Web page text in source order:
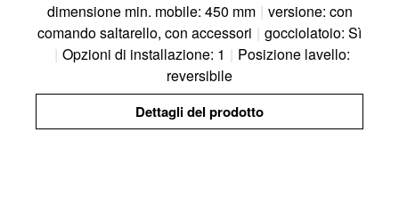
dimensione min. mobile: 450 mm | versione: con
comando saltarello, con accessori | gocciolatoio: Sì
| Opzioni di installazione: 1 | Posizione lavello:
reversibile
Dettagli del prodotto